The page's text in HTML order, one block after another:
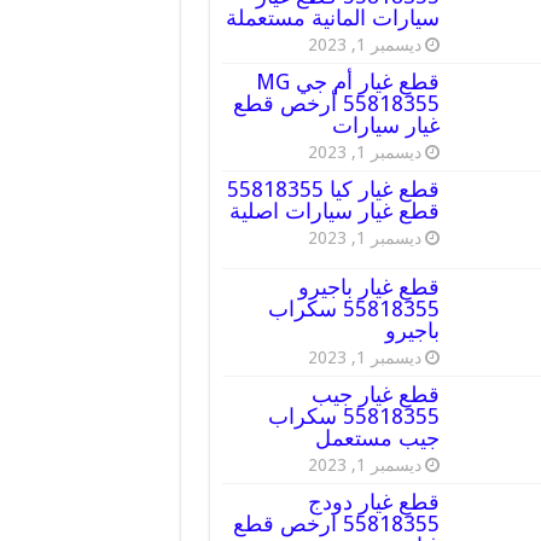
سيارات المانية مستعملة
ديسمبر 1, 2023
قطع غيار أم جي MG
55818355 أرخص قطع
غيار سيارات
ديسمبر 1, 2023
قطع غيار كيا 55818355
قطع غيار سيارات اصلية
ديسمبر 1, 2023
قطع غيار باجيرو
55818355 سكراب
باجيرو
ديسمبر 1, 2023
قطع غيار جيب
55818355 سكراب
جيب مستعمل
ديسمبر 1, 2023
قطع غيار دودج
55818355 ارخص قطع